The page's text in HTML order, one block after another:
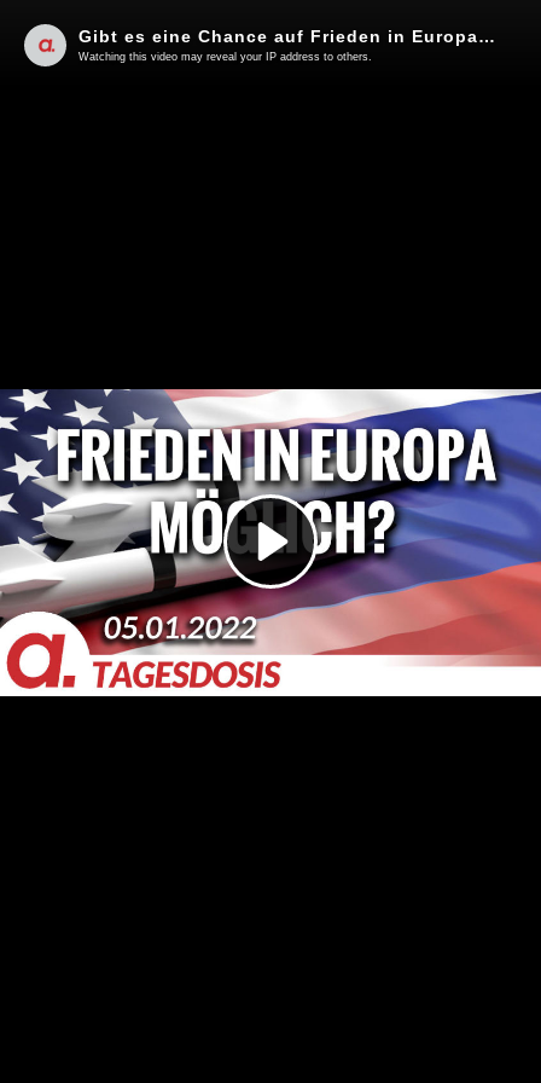
Play
Video
Gibt es eine Chance auf Frieden in Europa? | Von Wolfgang Effenberger
Watching this video may reveal your IP address to others.